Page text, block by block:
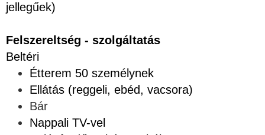
jellegűek)
Felszereltség - szolgáltatás
Beltéri
Étterem 50 személynek
Ellátás (reggeli, ebéd, vacsora)
Bár
Nappali TV-vel